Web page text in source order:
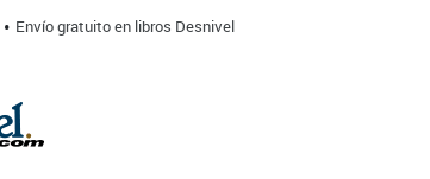
Envío gratuito en libros Desnivel